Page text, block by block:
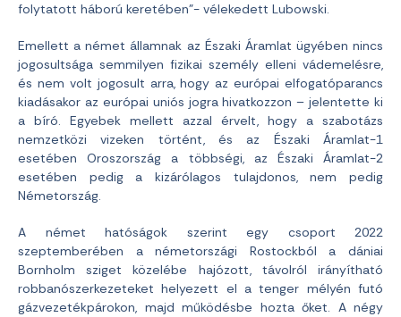
folytatott háború keretében”- vélekedett Lubowski.
Emellett a német államnak az Északi Áramlat ügyében nincs
jogosultsága semmilyen fizikai személy elleni vádemelésre,
és nem volt jogosult arra, hogy az európai elfogatóparancs
kiadásakor az európai uniós jogra hivatkozzon – jelentette ki
a bíró. Egyebek mellett azzal érvelt, hogy a szabotázs
nemzetközi vizeken történt, és az Északi Áramlat-1
esetében Oroszország a többségi, az Északi Áramlat-2
esetében pedig a kizárólagos tulajdonos, nem pedig
Németország.
A német hatóságok szerint egy csoport 2022
szeptemberében a németországi Rostockból a dániai
Bornholm sziget közelébe hajózott, távolról irányítható
robbanószerkezeteket helyezett el a tenger mélyén futó
gázvezetékpárokon, majd működésbe hozta őket. A négy